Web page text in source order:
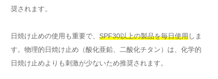
奨されます。
日焼け止めの使用も重要で、 SPF30以上の製品を毎日使用しま
す。物理的日焼け止め（酸化亜鉛、二酸化チタン）は、化学的
日焼け止めよりも刺激が少ないため推奨されます。